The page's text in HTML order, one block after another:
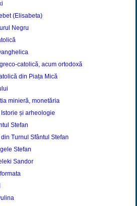
(Elisabeta)
Negru
catolică, acum ortodoxă
din Piața Mică
minieră, monetăria
și arheologie
Stefan
Turnul Sfântul Stefan
Stefan
Sandor